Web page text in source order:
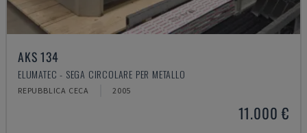
AKS 134
ELUMATEC - SEGA CIRCOLARE PER METALLO
REPUBBLICA CECA 2005
11.000 €